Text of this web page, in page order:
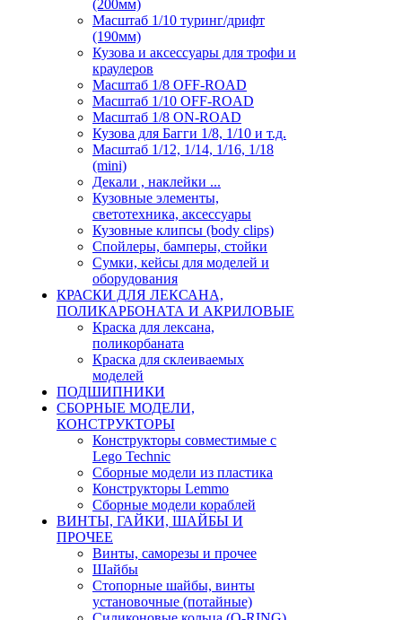
(200мм)
Масштаб 1/10 туринг/дрифт
(190мм)
Кузова и аксессуары для трофи и
краулеров
Масштаб 1/8 OFF-ROAD
Масштаб 1/10 OFF-ROAD
Масштаб 1/8 ON-ROAD
Кузова для Багги 1/8, 1/10 и т.д.
Масштаб 1/12, 1/14, 1/16, 1/18
(mini)
Декали , наклейки ...
Кузовные элементы,
светотехника, аксессуары
Кузовные клипсы (body clips)
Спойлеры, бамперы, стойки
Сумки, кейсы для моделей и
оборудования
КРАСКИ ДЛЯ ЛЕКСАНА,
ПОЛИКАРБОНАТА И АКРИЛОВЫЕ
Краска для лексана,
поликорбаната
Краска для склеиваемых
моделей
ПОДШИПНИКИ
CБОРНЫЕ МОДЕЛИ,
КОНСТРУКТОРЫ
Конструкторы совместимые с
Lego Technic
Сборные модели из пластика
Конструкторы Lemmo
Сборные модели кораблей
ВИНТЫ, ГАЙКИ, ШАЙБЫ И
ПРОЧЕЕ
Винты, саморезы и прочее
Шайбы
Стопорные шайбы, винты
установочные (потайные)